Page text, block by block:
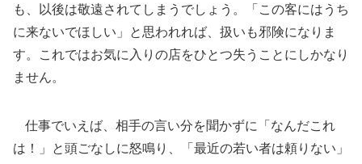
も、以後は敬遠されてしまうでしょう。「この客にはうち
に来ないでほしい」と思われれば、扱いも邪険になりま
す。これではお気に入りの店をひとつ失うことにしかなり
ません。
仕事でいえば、相手の言い分を聞かずに「なんだこれ
は！」と頭ごなしに怒鳴り、「最近の若い者は頼りない」